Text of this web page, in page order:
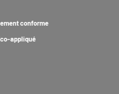
conforme
appliqué